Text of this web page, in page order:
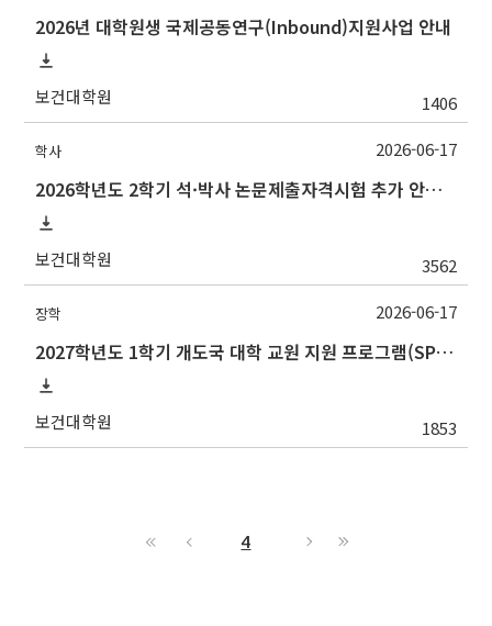
2026년 대학원생 국제공동연구(Inbound)지원사업 안내
보건대학원 1406
학사
2026학년도 2학기 석·박사 논문제출자격시험 추가 안내(석사 시험장소 변경 등)
보건대학원 3562
2026-06-17
장학
2027학년도 1학기 개도국 대학 교원 지원 프로그램(SPF)장학생 선발 안내
보건대학원 1853
2026-06-17
4